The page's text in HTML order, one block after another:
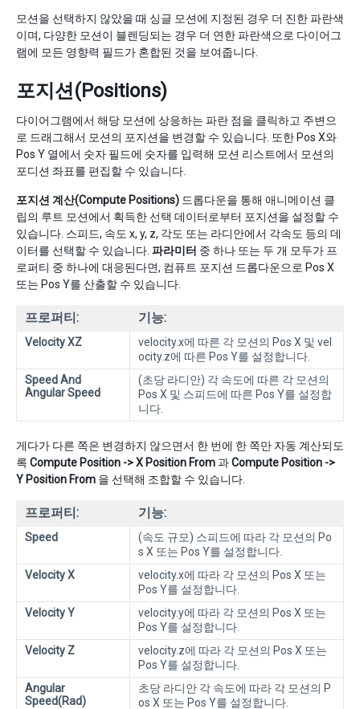
모션을 선택하지 않았을 때 싱글 모션에 지정된 경우 더 진한 파란색
이며, 다양한 모션이 블렌딩되는 경우 더 연한 파란색으로 다이어그
램에 모든 영향력 필드가 혼합된 것을 보여줍니다.
포지션(Positions)
다이어그램에서 해당 모션에 상응하는 파란 점을 클릭하고 주변으
로 드래그해서 모션의 포지션을 변경할 수 있습니다. 또한 Pos X와
Pos Y 열에서 숫자 필드에 숫자를 입력해 모션 리스트에서 모션의
포디션 좌표를 편집할 수 있습니다.
포지션 계산(Compute Positions) 드롭다운을 통해 애니메이션 클
립의 루트 모션에서 획득한 선택 데이터로부터 포지션을 설정할 수
있습니다. 스피드, 속도 x, y, z, 각도 또는 라디안에서 각속도 등의 데
이터를 선택할 수 있습니다. 파라미터 중 하나 또는 두 개 모두가 프
로퍼티 중 하나에 대응된다면, 컴퓨트 포지션 드롭다운으로 Pos X
또는 Pos Y를 산출할 수 있습니다.
프로퍼티: 기능:
Velocity XZ
velocity.x에 따른 각 모션의 Pos X 및 vel
ocity.z에 따른 Pos Y를 설정합니다.
Speed And
Angular Speed
(초당 라디안) 각 속도에 따른 각 모션의
Pos X 및 스피드에 따른 Pos Y를 설정합
니다.
게다가 다른 쪽은 변경하지 않으면서 한 번에 한 쪽만 자동 계산되도
록 Compute Position -> X Position From과Compute Position ->
Y Position From 을 선택해 조합할 수 있습니다.
프로퍼티: 기능:
Speed
(속도 규모) 스피드에 따라 각 모션의 Po
s X 또는 Pos Y를 설정합니다.
Velocity X
velocity.x에 따라 각 모션의 Pos X 또는
Pos Y를 설정합니다.
Velocity Y
velocity.y에 따라 각 모션의 Pos X 또는
Pos Y를 설정합니다.
Velocity Z
velocity.z에 따라 각 모션의 Pos X 또는
Pos Y를 설정합니다.
Angular
Speed(Rad)
초당 라디안 각 속도에 따라 각 모션의 P
os X 또는 Pos Y를 설정합니다.